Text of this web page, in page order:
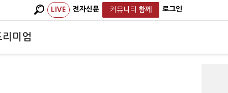
LIVE 전자신문 커뮤니티 함께 로그인
리미엄